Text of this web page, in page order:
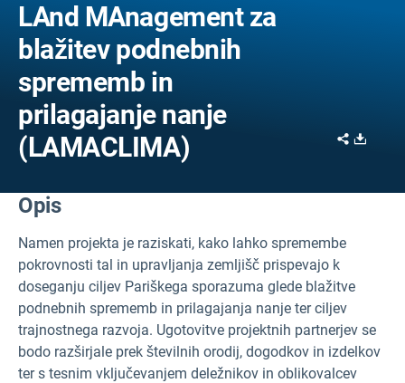
LAnd MAnagement za
blažitev podnebnih
sprememb in
prilagajanje nanje
(LAMACLIMA)
Share
Opis
Namen projekta je raziskati, kako lahko spremembe
pokrovnosti tal in upravljanja zemljišč prispevajo k
doseganju ciljev Pariškega sporazuma glede blažitve
podnebnih sprememb in prilagajanja nanje ter ciljev
trajnostnega razvoja. Ugotovitve projektnih partnerjev se
bodo razširjale prek številnih orodij, dogodkov in izdelkov
ter s tesnim vključevanjem deležnikov in oblikovalcev